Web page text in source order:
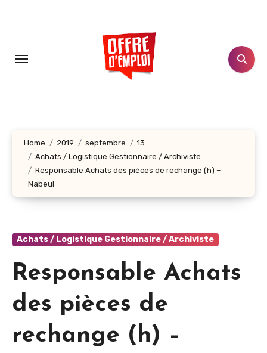
principal
Home 2019 septembre
13
Achats / Logistique Gestionnaire / Archiviste
Responsable Achats des pièces de rechange (h) –
Nabeul
Achats / Logistique Gestionnaire / Archiviste
Responsable Achats
des pièces de
rechange (h) –